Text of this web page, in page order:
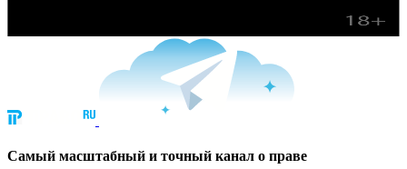
Cамый масштабный и точный канал о праве